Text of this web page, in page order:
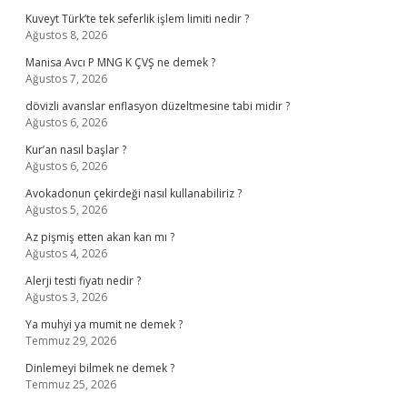
Kuveyt Türk’te tek seferlik işlem limiti nedir ?
Ağustos 8, 2026
Manisa Avcı P MNG K ÇVŞ ne demek ?
Ağustos 7, 2026
dövizli avanslar enflasyon düzeltmesine tabi midir ?
Ağustos 6, 2026
Kur’an nasıl başlar ?
Ağustos 6, 2026
Avokadonun çekirdeği nasıl kullanabiliriz ?
Ağustos 5, 2026
Az pişmiş etten akan kan mı ?
Ağustos 4, 2026
Alerji testi fiyatı nedir ?
Ağustos 3, 2026
Ya muhyi ya mumit ne demek ?
Temmuz 29, 2026
Dinlemeyi bilmek ne demek ?
Temmuz 25, 2026